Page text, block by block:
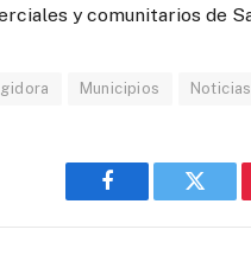
y comunitarios de
Municipios
Facebook